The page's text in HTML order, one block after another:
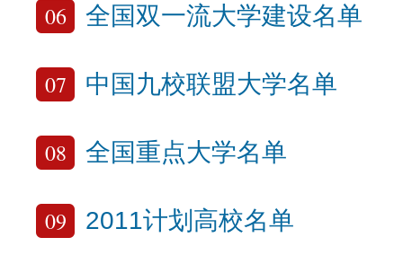
06 全国双一流大学建设名单
07 中国九校联盟大学名单
08 全国重点大学名单
09 2011计划高校名单